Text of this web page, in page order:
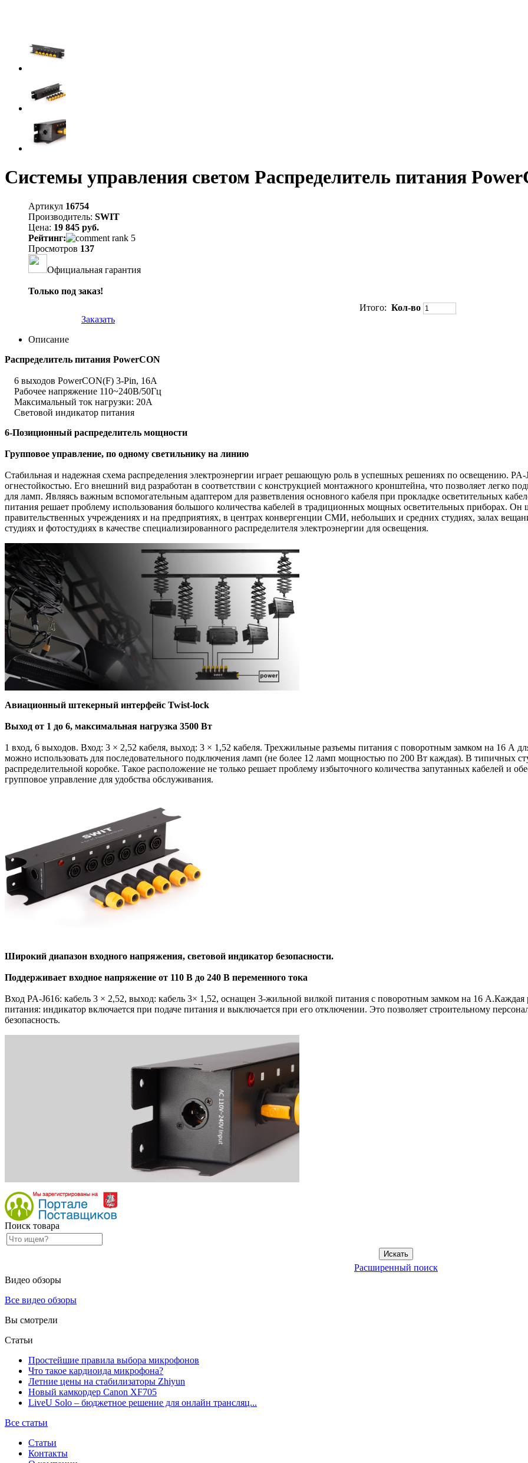
Системы управления светом Распределитель питания
Артикул 16754
Производитель: SWIT
Цена: 19 845 руб.
Рейтинг:
Просмотров 137
Официальная гарантия
Только под заказ!
Итого: Кол-во
Заказать
Описание
Распределитель питания PowerCON
6 выходов PowerCON(F) 3-Pin, 16А
Рабочее напряжение 110~240В/50Гц
Максимальный ток нагрузки: 20А
Световой индикатор питания
6-Позиционный распределитель мощности
Групповое управление, по одному светильнику на линию
Стабильная и надежная схема распределения электроэнергии играет решающую роль в успешных решениях по освещению. PA-
огнестойкостью. Его внешний вид разработан в соответствии с конструкцией монтажного кронштейна, что позволяет легко
для ламп. Являясь важным вспомогательным адаптером для разветвления основного кабеля при прокладке осветительных
питания решает проблему использования большого количества кабелей в традиционных мощных осветительных приборах. Он
правительственных учреждениях и на предприятиях, в центрах конвергенции СМИ, небольших и средних студиях, залах
студиях и фотостудиях в качестве специализированного распределителя электроэнергии для освещения.
Авиационный штекерный интерфейс Twist-lock
Выход от 1 до 6, максимальная нагрузка 3500 Вт
1 вход, 6 выходов. Вход: 3 × 2,52 кабеля, выход: 3 × 1,52 кабеля. Трехжильные разъемы питания с поворотным замком на 16 А
можно использовать для последовательного подключения ламп (не более 12 ламп мощностью по 200 Вт каждая). В типичных
распределительной коробке. Такое расположение не только решает проблему избыточного количества запутанных кабелей и
групповое управление для удобства обслуживания.
Широкий диапазон входного напряжения, световой индикатор безопасности.
Поддерживает входное напряжение от 110 В до 240 В переменного тока
Вход PA-J616: кабель 3 × 2,52, выход: кабель 3× 1,52, оснащен 3-жильной вилкой питания с поворотным замком на 16 А.Каждая
питания: индикатор включается при подаче питания и выключается при его отключении. Это позволяет строительному
безопасность.
Поиск товара
Расширенный поиск
Видео обзоры
Все видео обзоры
Вы смотрели
Статьи
Простейшие правила выбора микрофонов
Что такое кардиоида микрофона?
Летние цены на стабилизаторы Zhiyun
Новый камкордер Canon XF705
LiveU Solo – бюджетное решение для онлайн трансляц...
Все статьи
Статьи
Контакты